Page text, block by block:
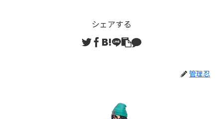
シェアする
管理忍